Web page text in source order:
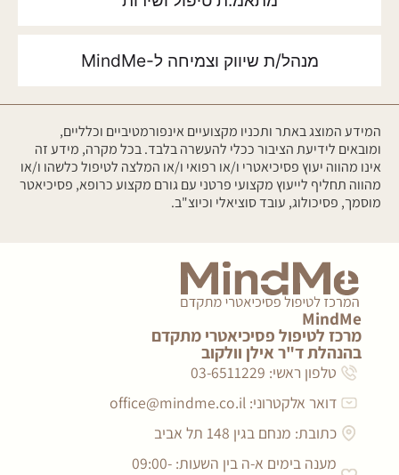
מנהל/ת שיווק וצמיחה ל-MindMe
המידע המוצג באתר ותכניו מקצועיים אינפורמטיביים וכלליים,
ומובאים לידיעת הציבור ככלי להעשרה בלבד. בכל מקרה, מידע זה
אינו מהווה יעוץ פסיכיאטרי ו/או רפואי ו/או המלצה לטיפול כלשהו ו/או
מהווה תחליף לייעוץ מקצועי פרטני עם גורם מקצוע כרופא, פסיכיאטר
מוסמך, פסיכולוג, עובד סוציאלי וכיוצ"ב.
MindMe
מרכז לטיפול פסיכיאטרי מתקדם
בהנהלת ד"ר אילן וולקוב
טלפון ראשי: 03-6511229
דואר אלקטרוני: office@mindme.co.il
כתובת: מנחם בגין 148 תל אביב
מענה בימים א-ה בין השעות: 09:00-